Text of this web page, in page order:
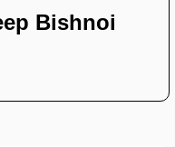
Bishnoi